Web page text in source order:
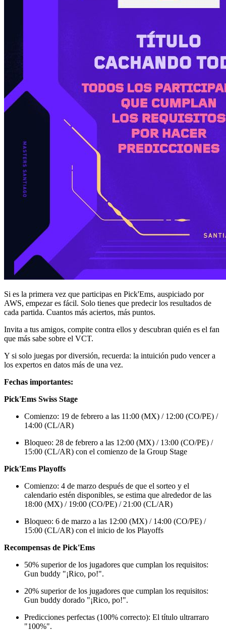
Si es la primera vez que participas en Pick'Ems, auspiciado por
AWS, empezar es fácil. Solo tienes que predecir los resultados de
cada partida. Cuantos más aciertos, más puntos.
Invita a tus amigos, compite contra ellos y descubran quién es el fan
que más sabe sobre el VCT.
Y si solo juegas por diversión, recuerda: la intuición pudo vencer a
los expertos en datos más de una vez.
Fechas importantes:
Pick'Ems Swiss Stage
Comienzo: 19 de febrero a las 11:00 (MX) / 12:00 (CO/PE) /
14:00 (CL/AR)
Bloqueo: 28 de febrero a las 12:00 (MX) / 13:00 (CO/PE) /
15:00 (CL/AR) con el comienzo de la Group Stage
Pick'Ems Playoffs
Comienzo: 4 de marzo después de que el sorteo y el
calendario estén disponibles, se estima que alrededor de las
18:00 (MX) / 19:00 (CO/PE) / 21:00 (CL/AR)
Bloqueo: 6 de marzo a las 12:00 (MX) / 14:00 (CO/PE) /
15:00 (CL/AR) con el inicio de los Playoffs
Recompensas de Pick'Ems
50% superior de los jugadores que cumplan los requisitos:
Gun buddy "¡Rico, po!".
20% superior de los jugadores que cumplan los requisitos:
Gun buddy dorado "¡Rico, po!".
Predicciones perfectas (100% correcto): El título ultrarraro
"100%".